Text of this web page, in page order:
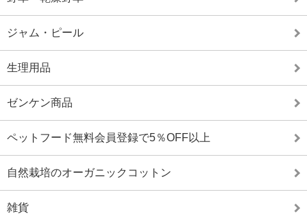
ジャム・ピール
生理用品
ゼンケン商品
ペットフード無料会員登録で5％OFF以上
自然栽培のオーガニックコットン
雑貨